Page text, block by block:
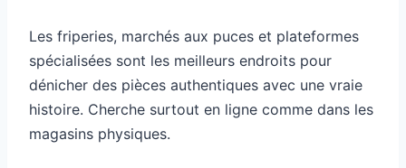
Les friperies, marchés aux puces et plateformes
spécialisées sont les meilleurs endroits pour
dénicher des pièces authentiques avec une vraie
histoire. Cherche surtout en ligne comme dans les
magasins physiques.